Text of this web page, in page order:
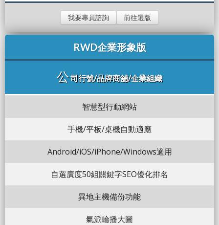
我要專員諮詢 前往選版
RWD企業形象版
公司行號/品牌商舖/企業組織
智慧型行動網站
手機/平板/桌機自動適應
Android/iOS/iPhone/Windows適用
自選廣度50組關鍵字SEO優化排名
異地主機備份功能
氣派輪播大圖